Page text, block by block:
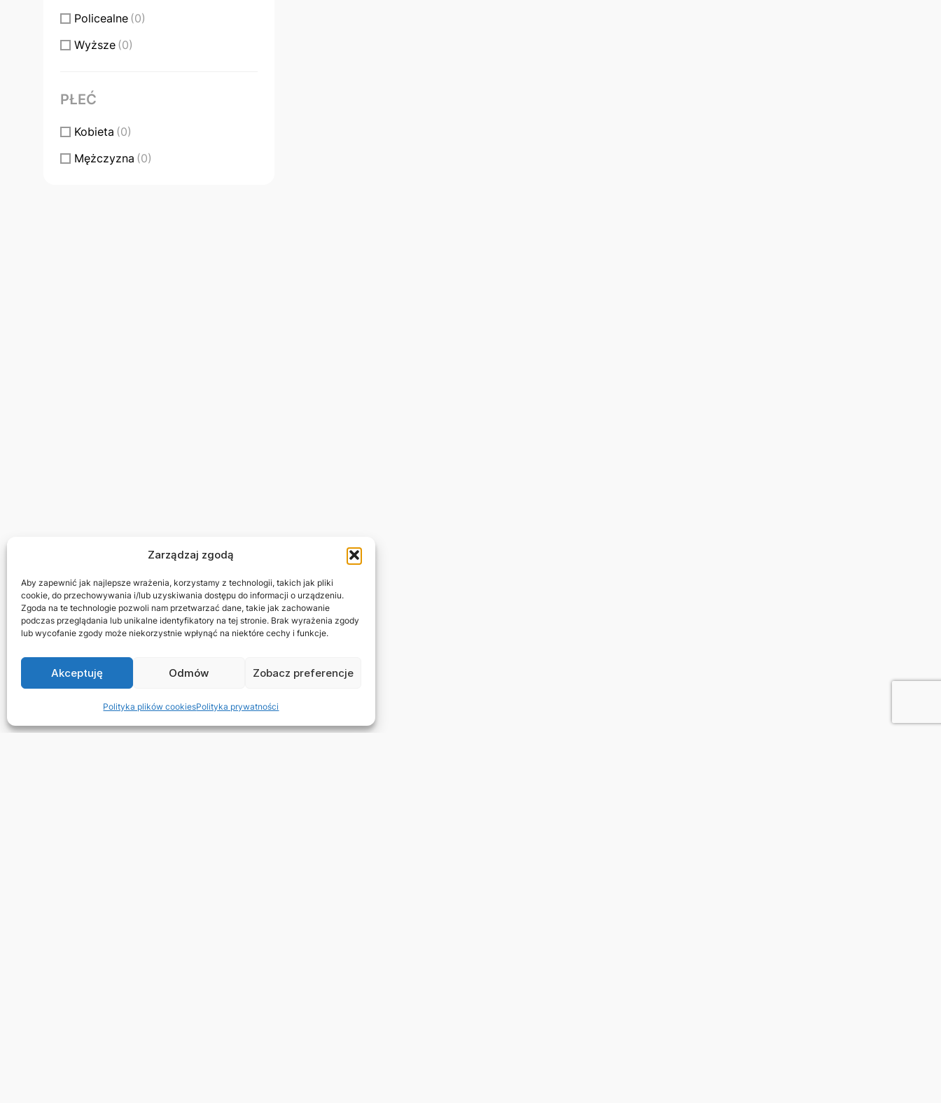
Zarządzaj zgodą
Aby zapewnić jak najlepsze wrażenia, korzystamy z technologii, takich jak pliki
cookie, do przechowywania i/lub uzyskiwania dostępu do informacji o urządzeniu.
Zgoda na te technologie pozwoli nam przetwarzać dane, takie jak zachowanie
podczas przeglądania lub unikalne identyfikatory na tej stronie. Brak wyrażenia zgody
lub wycofanie zgody może niekorzystnie wpłynąć na niektóre cechy i funkcje.
Akceptuję Odmów Zobacz preferencje
Polityka plików cookiesPolityka prywatności
Policealne (0)
Wyższe (0)
PŁEĆ
Kobieta (0)
Mężczyzna (0)